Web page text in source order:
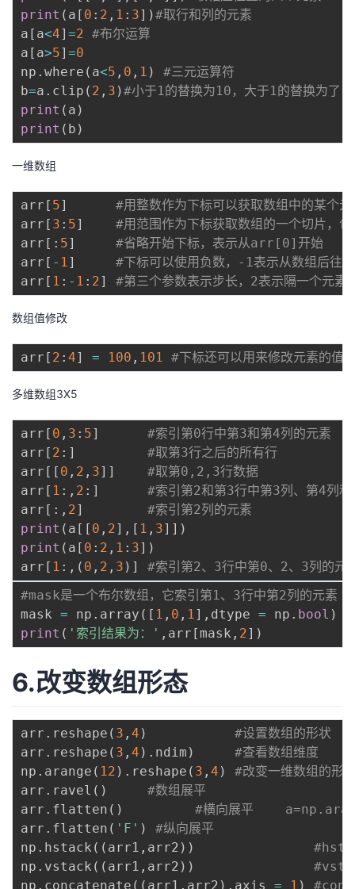
print ( a [ 0 : 2 , 1 : 3] )#取行和列的元素
a [ a<4] =2 #布尔运算
a [ a>5] =0
np . where ( a<5 , 0 , 1 )
#三元运算符
b=a . clip ( 2 , 3 )#小于1的替换为10，大于1的替换为了
print ( a )
print ( b )
一维数组
arr [ 5]
#用整数作为下标可以获取数组中的某个元
arr [ 3 : 5]
#用范围作为下标获取数组的一个切片
arr [ : 5]
#省略开始下标，表示从arr[0]开始
arr [ - 1]
#下标可以使用负数，-1表示从数组后往
arr [ 1 : - 1 : 2] #第三个参数表示步长，2表示隔一个元
数组值修改
arr [ 2 : 4] = 100 , 101 #下标还可以用来修改元素的值
多维数组3X5
arr [ 0 , 3 : 5]
#索引第0行中第3和第4列的元素
arr [ 2 : ]
#取第3行之后的所有行
arr [ [ 0 , 2 , 3] ]
#取第0,2,3行数据
arr [ 1 : , 2 : ]
#索引第2和第3行中第3列、第4列
arr [ : , 2]
#索引第2列的元素
print ( a [ [ 0 , 2] , [ 1 , 3] ] )
print ( a [ 0 : 2 , 1 : 3] )
arr [ 1 : , ( 0 , 2 , 3 ) ]
#索引第2、3行中第0、2、3列的元
#mask是一个布尔数组，它索引第1、3行中第2列的元素
mask = np . array ( [ 1 , 0 , 1] , dtype = np . bool )
print ( '索引结果为：' , arr [ mask , 2] )
6.改变数组形态
arr . reshape ( 3 , 4 )
#设置数组的形状
arr . reshape ( 3 , 4 ) . ndim )
#查看数组维度
np . arange ( 12 ) . reshape ( 3 , 4 )
#改变一维数组的形
arr . ravel ( )
#数组展平
arr . flatten ( )
#横向展平
arr . flatten ( 'F' )
#纵向展平
np . hstack ( ( arr1 , arr2 ) )
np . vstack ( ( arr1 , arr2 ) )
np . concatenate ( ( arr1 , arr2 ) , axis = 1 )